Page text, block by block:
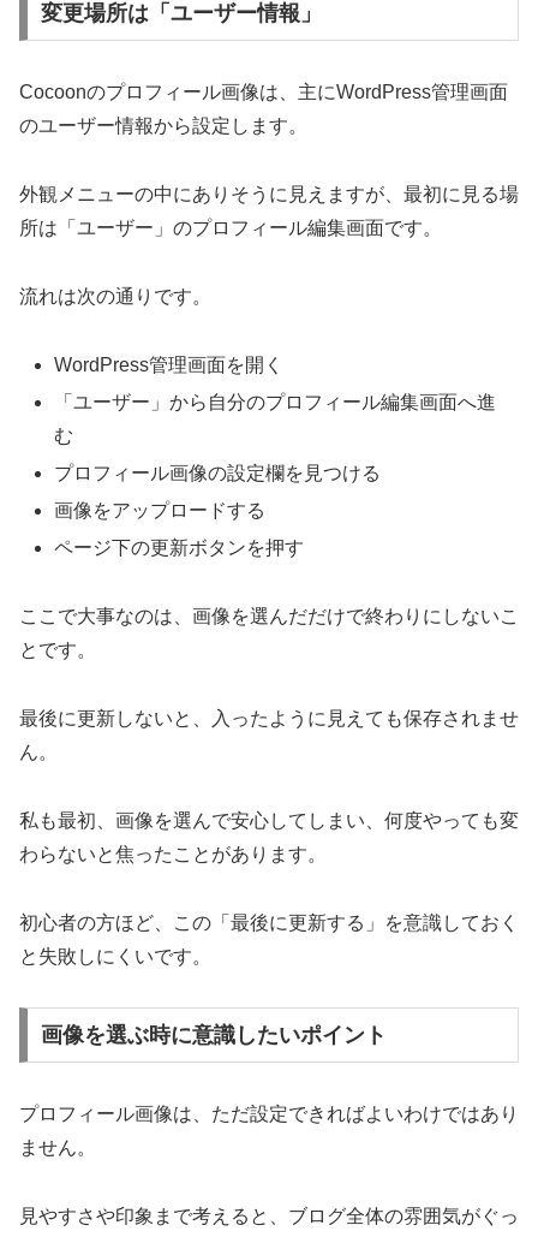
変更場所は「ユーザー情報」
Cocoonのプロフィール画像は、主にWordPress管理画面
のユーザー情報から設定します。
外観メニューの中にありそうに見えますが、最初に見る場
所は「ユーザー」のプロフィール編集画面です。
流れは次の通りです。
WordPress管理画面を開く
「ユーザー」から自分のプロフィール編集画面へ進
む
プロフィール画像の設定欄を見つける
画像をアップロードする
ページ下の更新ボタンを押す
ここで大事なのは、画像を選んだだけで終わりにしないこ
とです。
最後に更新しないと、入ったように見えても保存されませ
ん。
私も最初、画像を選んで安心してしまい、何度やっても変
わらないと焦ったことがあります。
初心者の方ほど、この「最後に更新する」を意識しておく
と失敗しにくいです。
画像を選ぶ時に意識したいポイント
プロフィール画像は、ただ設定できればよいわけではあり
ません。
見やすさや印象まで考えると、ブログ全体の雰囲気がぐっ